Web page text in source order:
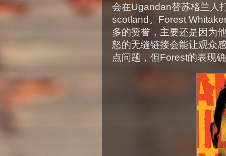
会在Ugandan替苏格兰人
scotland。Forest
多的赞誉，主要还是因为
怒的无缝链接会能让观众
点问题，但Forest的表现